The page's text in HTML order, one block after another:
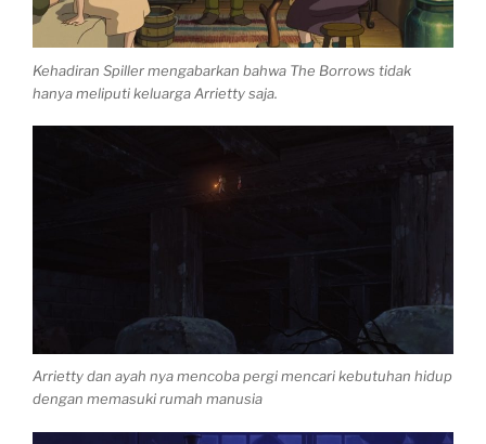
Kehadiran Spiller mengabarkan bahwa The Borrows tidak
hanya meliputi keluarga Arrietty saja.
Arrietty dan ayah nya mencoba pergi mencari kebutuhan hidup
dengan memasuki rumah manusia